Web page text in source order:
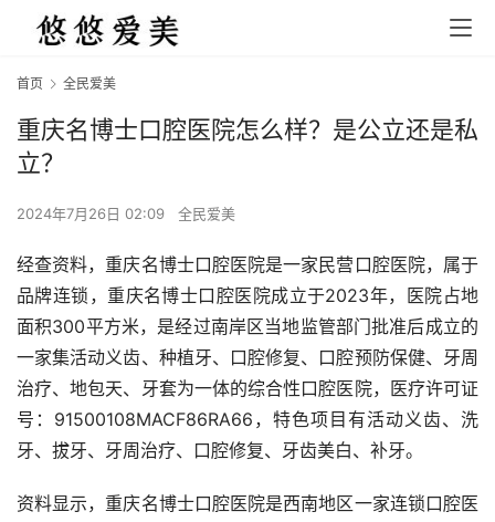
首页 全民爱美
重庆名博士口腔医院怎么样？是公立还是私
立？
2024年7月26日 02:09 全民爱美
经查资料，重庆名博士口腔医院是一家民营口腔医院，属于
品牌连锁，重庆名博士口腔医院成立于2023年，医院占地
面积300平方米，是经过南岸区当地监管部门批准后成立的
一家集活动义齿、种植牙、口腔修复、口腔预防保健、牙周
治疗、地包天、牙套为一体的综合性口腔医院，医疗许可证
号：91500108MACF86RA66，特色项目有活动义齿、洗
牙、拔牙、牙周治疗、口腔修复、牙齿美白、补牙。
资料显示，重庆名博士口腔医院是西南地区一家连锁口腔医